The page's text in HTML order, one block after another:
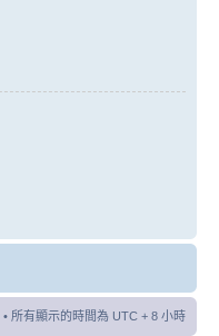
• 所有顯示的時間為 UTC + 8 小時